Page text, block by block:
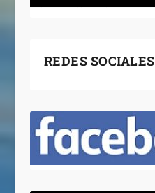
REDES SOCIALES